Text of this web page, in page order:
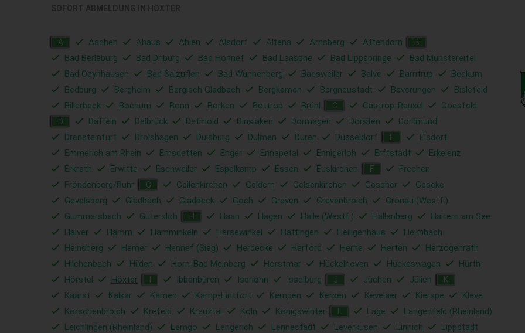
A Aachen Ahaus Ahlen Alsdorf Altena Arnsberg Attendorn B
Bad Berleburg Bad Driburg Bad Honnef Bad Laasphe Bad Lippspringe
Bad Münstereifel
Bad Oeynhausen
Bad Salzuflen Bad Wünnenberg Baesweiler Balve Barntrup
Beckum
Bedburg
Bergheim Bergisch Gladbach Bergkamen Bergneustadt Beverungen
Bielefeld
Billerbeck
Bochum Bonn Borken Bottrop Brühl C Castrop-Rauxel Coesfeld
D Datteln Delbrück Detmold Dinslaken Dormagen Dorsten
Dortmund
Drensteinfurt
Drolshagen Duisburg Dülmen Düren Düsseldorf E
Elsdorf
Emmerich am Rhein
Emsdetten Enger Ennepetal Ennigerloh Erftstadt
Erkelenz
Erkrath
Erwitte Eschweiler Espelkamp Essen Euskirchen F
Frechen
Fröndenberg/Ruhr
G Geilenkirchen Geldern Gelsenkirchen Gescher
Geseke
Gevelsberg
Gladbach Gladbeck Goch Greven Grevenbroich
Gronau (Westf.)
Gummersbach
Gütersloh H Haan Hagen Halle (Westf.) Hallenberg
Haltern am See
Halver
Hamm Hamminkeln Harsewinkel Hattingen Heiligenhaus
Heimbach
Heinsberg
Hemer Hennef (Sieg) Herdecke Herford Herne Herten
Herzogenrath
Hilchenbach
Hilden Horn-Bad Meinberg Horstmar Hückelhoven Hückeswagen
Hürth
Hörstel
Höxter Ibbenbüren Iserlohn Isselburg J Jüchen Jülich K
Kaarst Kalkar Kamen Kamp-Lintfort Kempen Kerpen Kevelaer Kierspe
Kleve
Korschenbroich
Krefeld Kreuztal Köln Königswinter Lage
Langenfeld (Rheinland)
Leichlingen (Rheinland)
Lemgo Lengerich Lennestadt Leverkusen Linnich
Lippstadt